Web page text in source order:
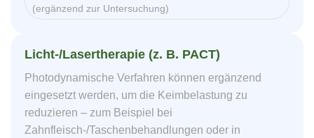
(ergänzend zur Untersuchung)
Licht-/Lasertherapie (z. B. PACT)
Photodynamische Verfahren können ergänzend
eingesetzt werden, um die Keimbelastung zu
reduzieren – zum Beispiel bei
Zahnfleisch-/Taschenbehandlungen oder in